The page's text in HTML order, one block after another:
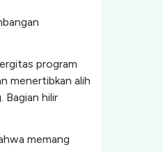
program
menertibkan alih
Bagian hilir
memang